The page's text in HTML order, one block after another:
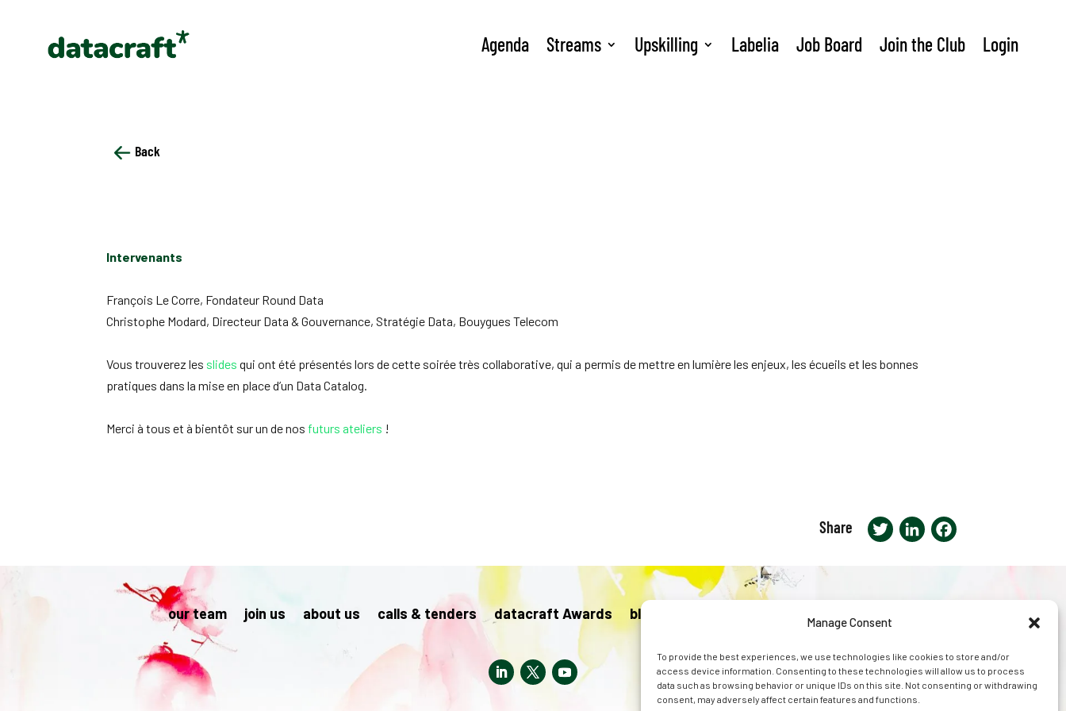
Manage Consent
To provide the best experiences, we use technologies like cookies to store and/or
access device information. Consenting to these technologies will allow us to process
data such as browsing behavior or unique IDs on this site. Not consenting or withdrawing
consent, may adversely affect certain features and functions.
Agenda Streams Upskilling Labelia Job Board Join the Club Login
Back
Intervenants
François Le Corre, Fondateur Round Data
Christophe Modard, Directeur Data & Gouvernance, Stratégie Data, Bouygues Telecom
Vous trouverez les slides qui ont été présentés lors de cette soirée très collaborative, qui a permis de mettre en lumière les enjeux, les écueils et les bonnes
pratiques dans la mise en place d’un Data Catalog.
Merci à tous et à bientôt sur un de nos futurs ateliers !
Share TwitterLinkedIn
our team join us about us calls & tenders datacraft Awards blog